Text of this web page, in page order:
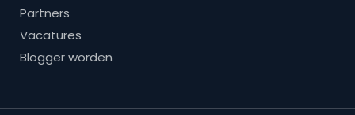
Partners
Vacatures
Blogger worden